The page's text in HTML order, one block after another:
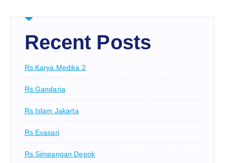
Recent Posts
Rs Karya Medika 2
Rs Gandaria
Rs Islam Jakarta
Rs Evasari
Rs Simpangan Depok